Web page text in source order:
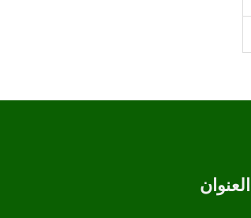
العنوان